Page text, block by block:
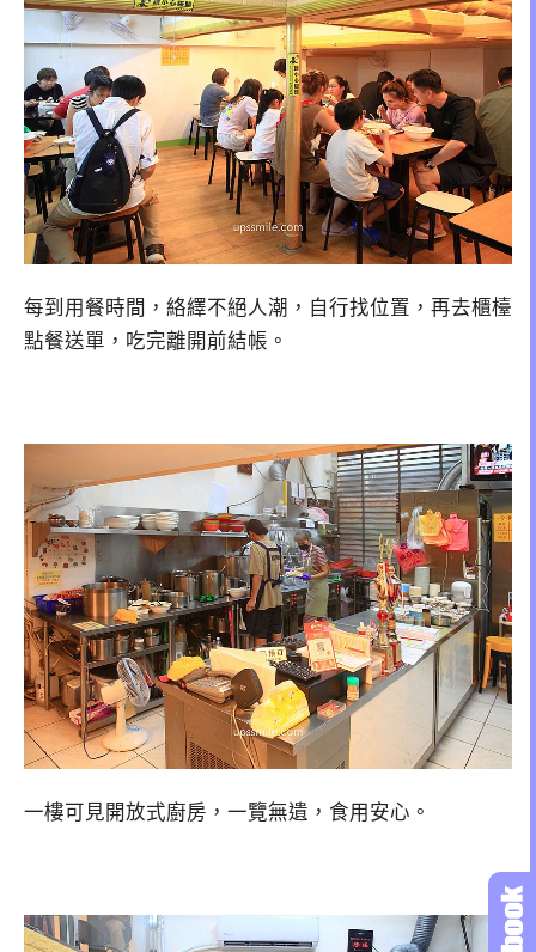
每到用餐時間，絡繹不絕人潮，自行找位置，再去櫃檯
點餐送單，吃完離開前結帳。
一樓可見開放式廚房，一覽無遺，食用安心。